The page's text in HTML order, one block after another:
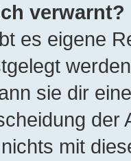
verwarnt?
es eigene
sie dir
der
mit